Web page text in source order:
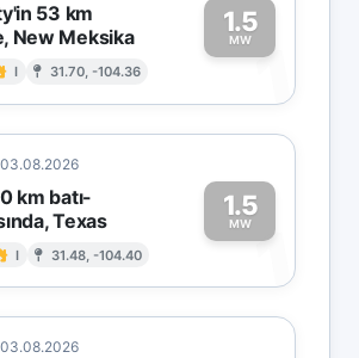
53 km
New Meksika
I 31.70, -104.36
1.5
MW1
03.08.2026
km batı-
Texas
I 31.48, -104.40
1.5
MW1
03.08.2026